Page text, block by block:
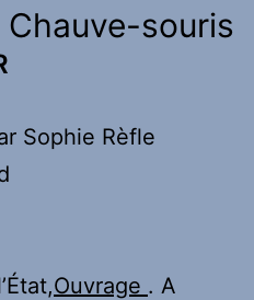
souris
Sophie Rèfle
Ouvrage . A